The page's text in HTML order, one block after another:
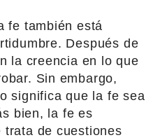
fe también está
Después de
la creencia en lo que
Sin embargo,
significa que la fe sea
bien, la fe es
trata de cuestiones